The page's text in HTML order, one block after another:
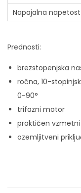
1
o
l
i
č
i
n
Napajalna napetost
Prednosti:
brezstopenjska
ročna, 10-
0-90°
trifazni motor
praktičen
ozemljitveni